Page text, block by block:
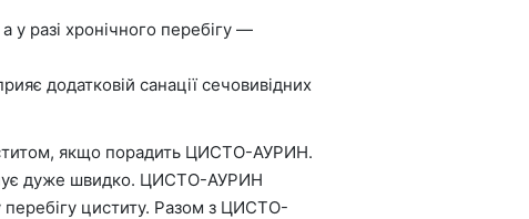
разі хронічного перебігу —
додатковій санації сечовивідних
якщо порадить ЦИСТО-АУРИН.
дуже швидко. ЦИСТО-АУРИН
циститу. Разом з ЦИСТО-